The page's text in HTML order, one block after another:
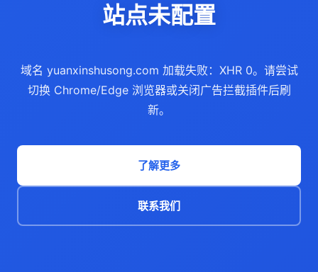
站点未配置
域名 yuanxinshusong.com 加载失败：XHR 0。请尝试
切换 Chrome/Edge 浏览器或关闭广告拦截插件后刷
新。
了解更多
联系我们